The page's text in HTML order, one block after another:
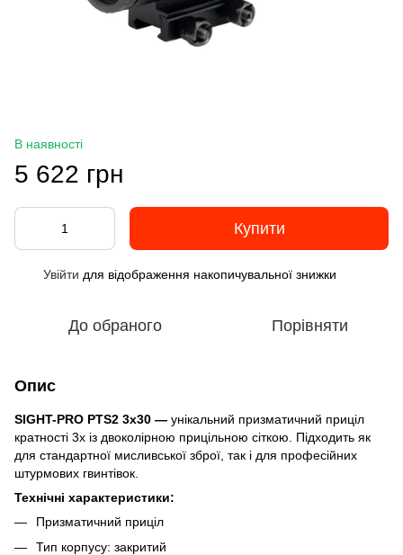
В наявності
5 622 грн
Купити
Увійти для відображення накопичувальної знижки
До обраного Порівняти
Опис
SIGHT-PRO PTS2 3x30 — унікальний призматичний приціл
кратності 3x із двоколірною прицільною сіткою. Підходить як
для стандартної мисливської зброї, так і для професійних
штурмових гвинтівок.
Технічні характеристики:
Призматичний приціл
Тип корпусу: закритий